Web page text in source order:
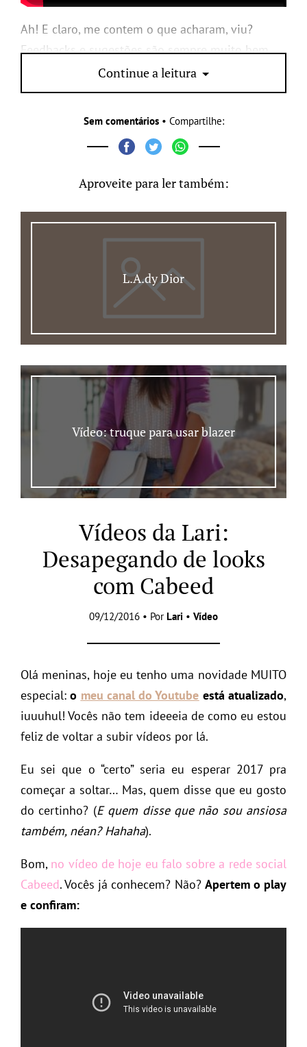
Ah! E claro, me contem o que acharam, viu?
Feedbacks e sugestões são sempre muito bem
Continue a leitura
Sem comentários• Compartilhe:
Aproveite para ler também:
L.A.dy Dior
Vídeo: truque para usar blazer
Vídeos da Lari:
Desapegando de looks
com Cabeed
09/12/2016 • Por Lari • Vídeo
Olá meninas, hoje eu tenho uma novidade MUITO
especial:o meu canal do Youtube está atualizado,
iuuuhul! Vocês não tem ideeeia de como eu estou
feliz de voltar a subir vídeos por lá.
Eu sei que o “certo” seria eu esperar 2017 pra
começar a soltar… Mas, quem disse que eu gosto
do certinho? (E quem disse que não sou ansiosa
também, néan? Hahaha).
Bom, no vídeo de hoje eu falo sobre a rede social
Cabeed. Vocês já conhecem? Não? Apertem o play
e confiram: